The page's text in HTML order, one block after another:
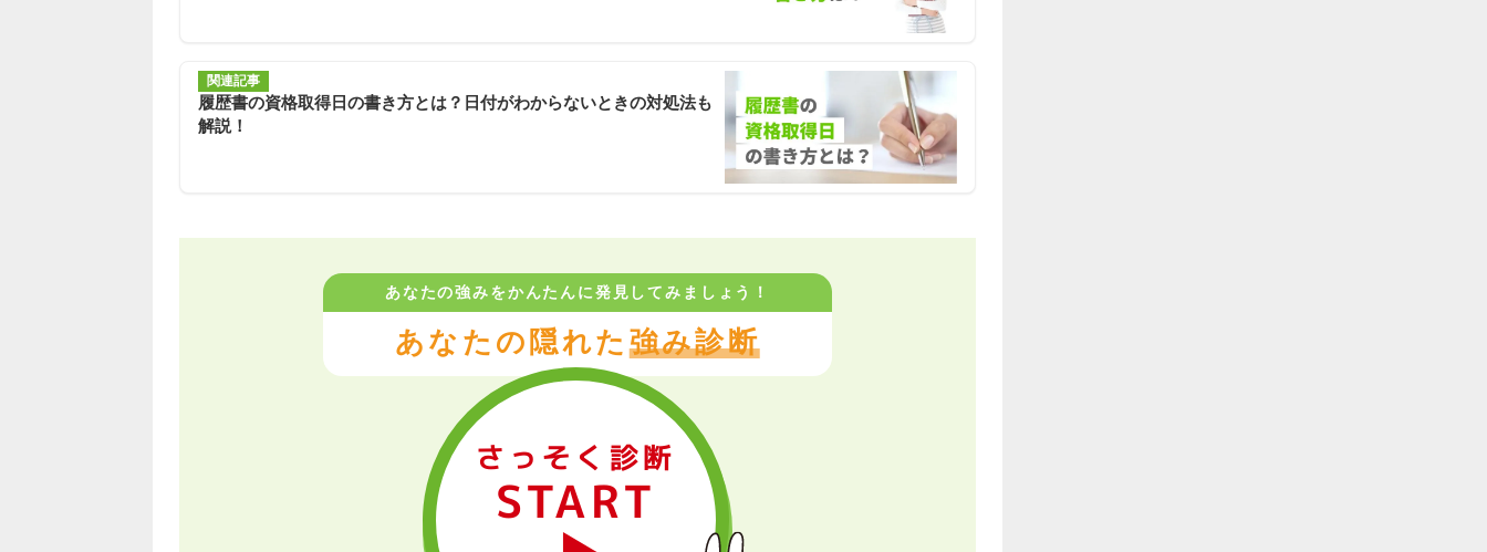
関連記事
履歴書の資格取得日の書き方とは？日付がわからないときの対処法も
解説！
あなたの強みをかんたんに発見してみましょう！
あなたの隠れた強み診断
さっそく診断
START